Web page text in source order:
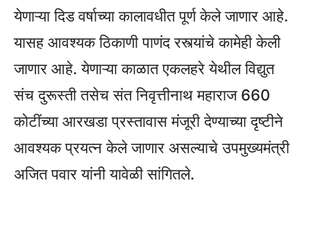
येणाऱ्या दिड वर्षाच्या कालावधीत पूर्ण केले जाणार आहे.
यासह आवश्यक ठिकाणी पाणंद रस्त्यांचे कामेही केली
जाणार आहे. येणाऱ्या काळात एकलहरे येथील विद्युत
संच दुरूस्ती तसेच संत निवृत्तीनाथ महाराज 660
कोटींच्या आरखडा प्रस्तावास मंजूरी देण्याच्या दृष्टीने
आवश्यक प्रयत्न केले जाणार असल्याचे उपमुख्यमंत्री
अजित पवार यांनी यावेळी सांगितले.